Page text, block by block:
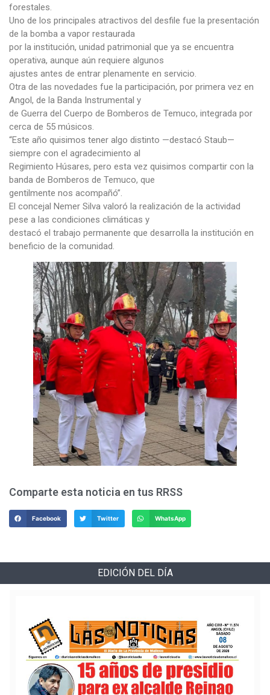
forestales.
Uno de los principales atractivos del desfile fue la presentación
de la bomba a vapor restaurada
por la institución, unidad patrimonial que ya se encuentra
operativa, aunque aún requiere algunos
ajustes antes de entrar plenamente en servicio.
Otra de las novedades fue la participación, por primera vez en
Angol, de la Banda Instrumental y
de Guerra del Cuerpo de Bomberos de Temuco, integrada por
cerca de 55 músicos.
“Este año quisimos tener algo distinto —destacó Staub—
siempre con el agradecimiento al
Regimiento Húsares, pero esta vez quisimos compartir con la
banda de Bomberos de Temuco, que
gentilmente nos acompañó”.
El concejal Nemer Silva valoró la realización de la actividad
pese a las condiciones climáticas y
destacó el trabajo permanente que desarrolla la institución en
beneficio de la comunidad.
Comparte esta noticia en tus RRSS
Facebook Twitter WhatsApp
EDICIÓN DEL DÍA